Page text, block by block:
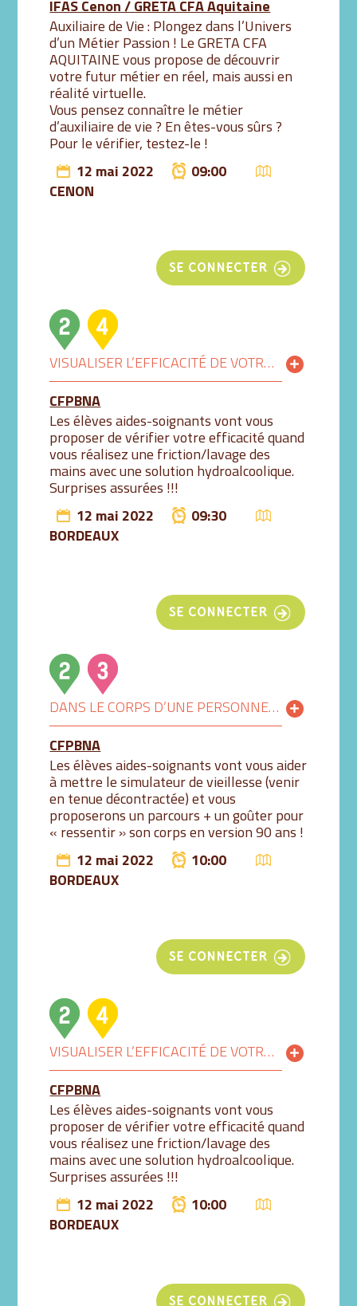
IFAS Cenon / GRETA CFA Aquitaine
Auxiliaire de Vie : Plongez dans l’Univers
d’un Métier Passion ! Le GRETA CFA
AQUITAINE vous propose de découvrir
votre futur métier en réel, mais aussi en
réalité virtuelle.
Vous pensez connaître le métier
d’auxiliaire de vie ? En êtes-vous sûrs ?
Pour le vérifier, testez-le !
12 mai 2022
09:00
CENON
SE CONNECTER
VISUALISER L’EFFICACITÉ DE VOTRE LAVAGE DES MAINS AU GEL HYDROALCOOLIQUE GRÂCE À LA LUMIÈRE BLEUE 9H30-10H
CFPBNA
Les élèves aides-soignants vont vous
proposer de vérifier votre efficacité quand
vous réalisez une friction/lavage des
mains avec une solution hydroalcoolique.
Surprises assurées !!!
12 mai 2022
09:30
BORDEAUX
SE CONNECTER
DANS LE CORPS D’UNE PERSONNE ÂGÉE AVEC NOTRE SIMULATEUR DE VIEILLESSE 10H-11H
CFPBNA
Les élèves aides-soignants vont vous aider
à mettre le simulateur de vieillesse (venir
en tenue décontractée) et vous
proposerons un parcours + un goûter pour
« ressentir » son corps en version 90 ans !
12 mai 2022
10:00
BORDEAUX
SE CONNECTER
VISUALISER L’EFFICACITÉ DE VOTRE LAVAGE DES MAINS AU GEL HYDROALCOOLIQUE GRÂCE À LA LUMIÈRE BLEUE 10H-10H30
CFPBNA
Les élèves aides-soignants vont vous
proposer de vérifier votre efficacité quand
vous réalisez une friction/lavage des
mains avec une solution hydroalcoolique.
Surprises assurées !!!
12 mai 2022
10:00
BORDEAUX
SE CONNECTER